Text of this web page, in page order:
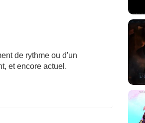
de rythme ou d'un
et encore actuel.